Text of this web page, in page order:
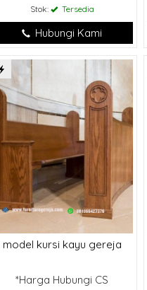
Stok: Tersedia
Hubungi Kami
model kursi kayu gereja
*Harga Hubungi CS